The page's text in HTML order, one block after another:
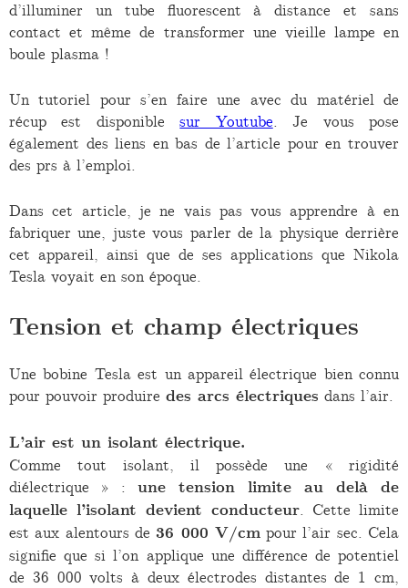
d’illuminer un tube fluorescent à distance et sans
contact et même de transformer une vieille lampe en
boule plasma !
Un tutoriel pour s’en faire une avec du matériel de
récup est disponiblesur Youtube. Je vous pose
également des liens en bas de l’article pour en trouver
des prs à l’emploi.
Dans cet article, je ne vais pas vous apprendre à en
fabriquer une, juste vous parler de la physique derrière
cet appareil, ainsi que de ses applications que Nikola
Tesla voyait en son époque.
Tension et champ électriques
Une bobine Tesla est un appareil électrique bien connu
pour pouvoir produire des arcs électriques dans l’air.
L’air est un isolant électrique.
Comme tout isolant, il possède une « rigidité
diélectrique » : une tension limite au delà de
laquelle l’isolant devient conducteur . Cette limite
est aux alentours de36 000 V/cm pour l’air sec. Cela
signifie que si l’on applique une différence de potentiel
de 36 000 volts à deux électrodes distantes de 1 cm,